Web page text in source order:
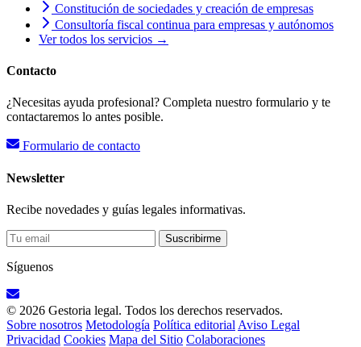
Constitución de sociedades y creación de empresas
Consultoría fiscal continua para empresas y autónomos
Ver todos los servicios →
Contacto
¿Necesitas ayuda profesional? Completa nuestro formulario y te
contactaremos lo antes posible.
Formulario de contacto
Newsletter
Recibe novedades y guías legales informativas.
Suscribirme
Síguenos
© 2026 Gestoria legal. Todos los derechos reservados.
Sobre nosotros Metodología Política editorial Aviso Legal
Privacidad Cookies Mapa del Sitio Colaboraciones